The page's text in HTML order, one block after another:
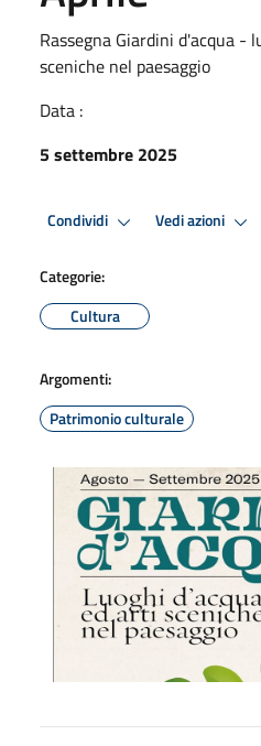
Rassegna Giardini d'acqua -
sceniche nel paesaggio
Data :
5 settembre 2025
Condividi Vedi azioni
Categorie:
Cultura
Argomenti:
Patrimonio culturale